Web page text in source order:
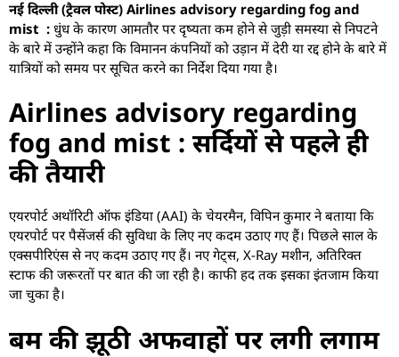
नई दिल्ली (ट्रैवल पोस्ट) Airlines advisory regarding fog and
mist : धुंध के कारण आमतौर पर दृष्यता कम होने से जुड़ी समस्या से निपटने
के बारे में उन्होंने कहा कि विमानन कंपनियों को उड़ान में देरी या रद्द होने के बारे में
यात्रियों को समय पर सूचित करने का निर्देश दिया गया है।
Airlines advisory regarding
fog and mist : सर्दियों से पहले ही
की तैयारी
एयरपोर्ट अथॉरिटी ऑफ इंडिया (AAI) के चेयरमैन, विपिन कुमार ने बताया कि
एयरपोर्ट पर पैसेंजर्स की सुविधा के लिए नए कदम उठाए गए हैं। पिछले साल के
एक्सपीरिएंस से नए कदम उठाए गए हैं। नए गेट्स, X-Ray मशीन, अतिरिक्त
स्टाफ की जरूरतों पर बात की जा रही है। काफी हद तक इसका इंतजाम किया
जा चुका है।
बम की झूठी अफवाहों पर लगी लगाम